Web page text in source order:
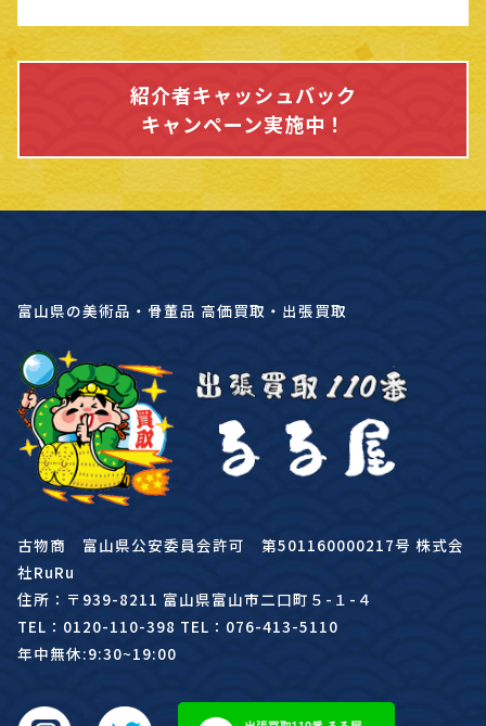
紹介者キャッシュバック
キャンペーン実施中！
富山県の美術品・骨董品 高価買取・出張買取
古物商 富山県公安委員会許可 第501160000217号 株式会
社RuRu
住所：〒939-8211 富山県富山市二口町５-１-４
TEL：0120-110-398 TEL：076-413-5110
年中無休:9:30~19:00